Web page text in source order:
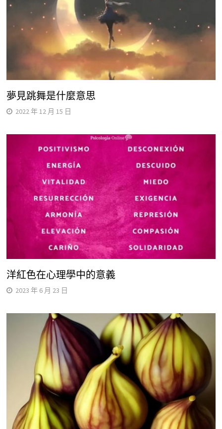
夢見跳舞是什麼意思
2022 年 12 月 15 日
洋紅色在心理學中的意義
2023 年 6 月 23 日